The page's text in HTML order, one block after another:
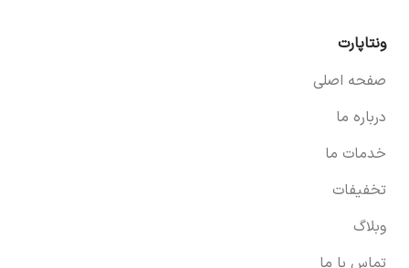
ونتاپارت
صفحه اصلی
درباره ما
خدمات ما
تخفیفات
وبلاگ
تماس با ما